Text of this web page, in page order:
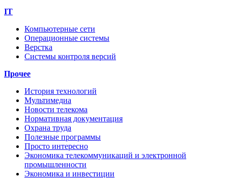
IT
Компьютерные сети
Операционные системы
Верстка
Системы контроля версий
Прочее
История технологий
Мультимедиа
Новости телекома
Нормативная документация
Охрана труда
Полезные программы
Просто интересно
Экономика телекоммуникаций и электронной
промышленности
Экономика и инвестиции